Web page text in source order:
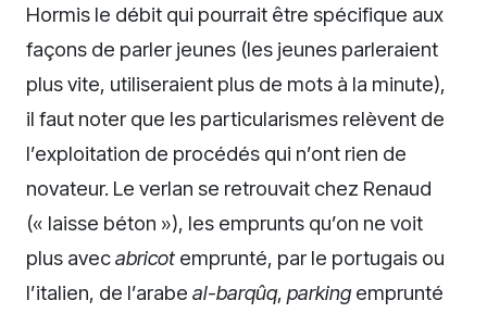
Hormis le débit qui pourrait être spécifique aux
façons de parler jeunes (les jeunes parleraient
plus vite, utiliseraient plus de mots à la minute),
il faut noter que les particularismes relèvent de
l’exploitation de procédés qui n’ont rien de
novateur. Le verlan se retrouvait chez Renaud
(« laisse béton »), les emprunts qu’on ne voit
plus avecabricot emprunté, par le portugais ou
l’italien, de l’arabe al-barqûq, parking emprunté